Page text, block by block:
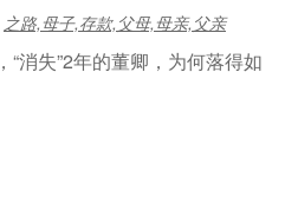
之路,母子,存款,父母,母亲,父亲